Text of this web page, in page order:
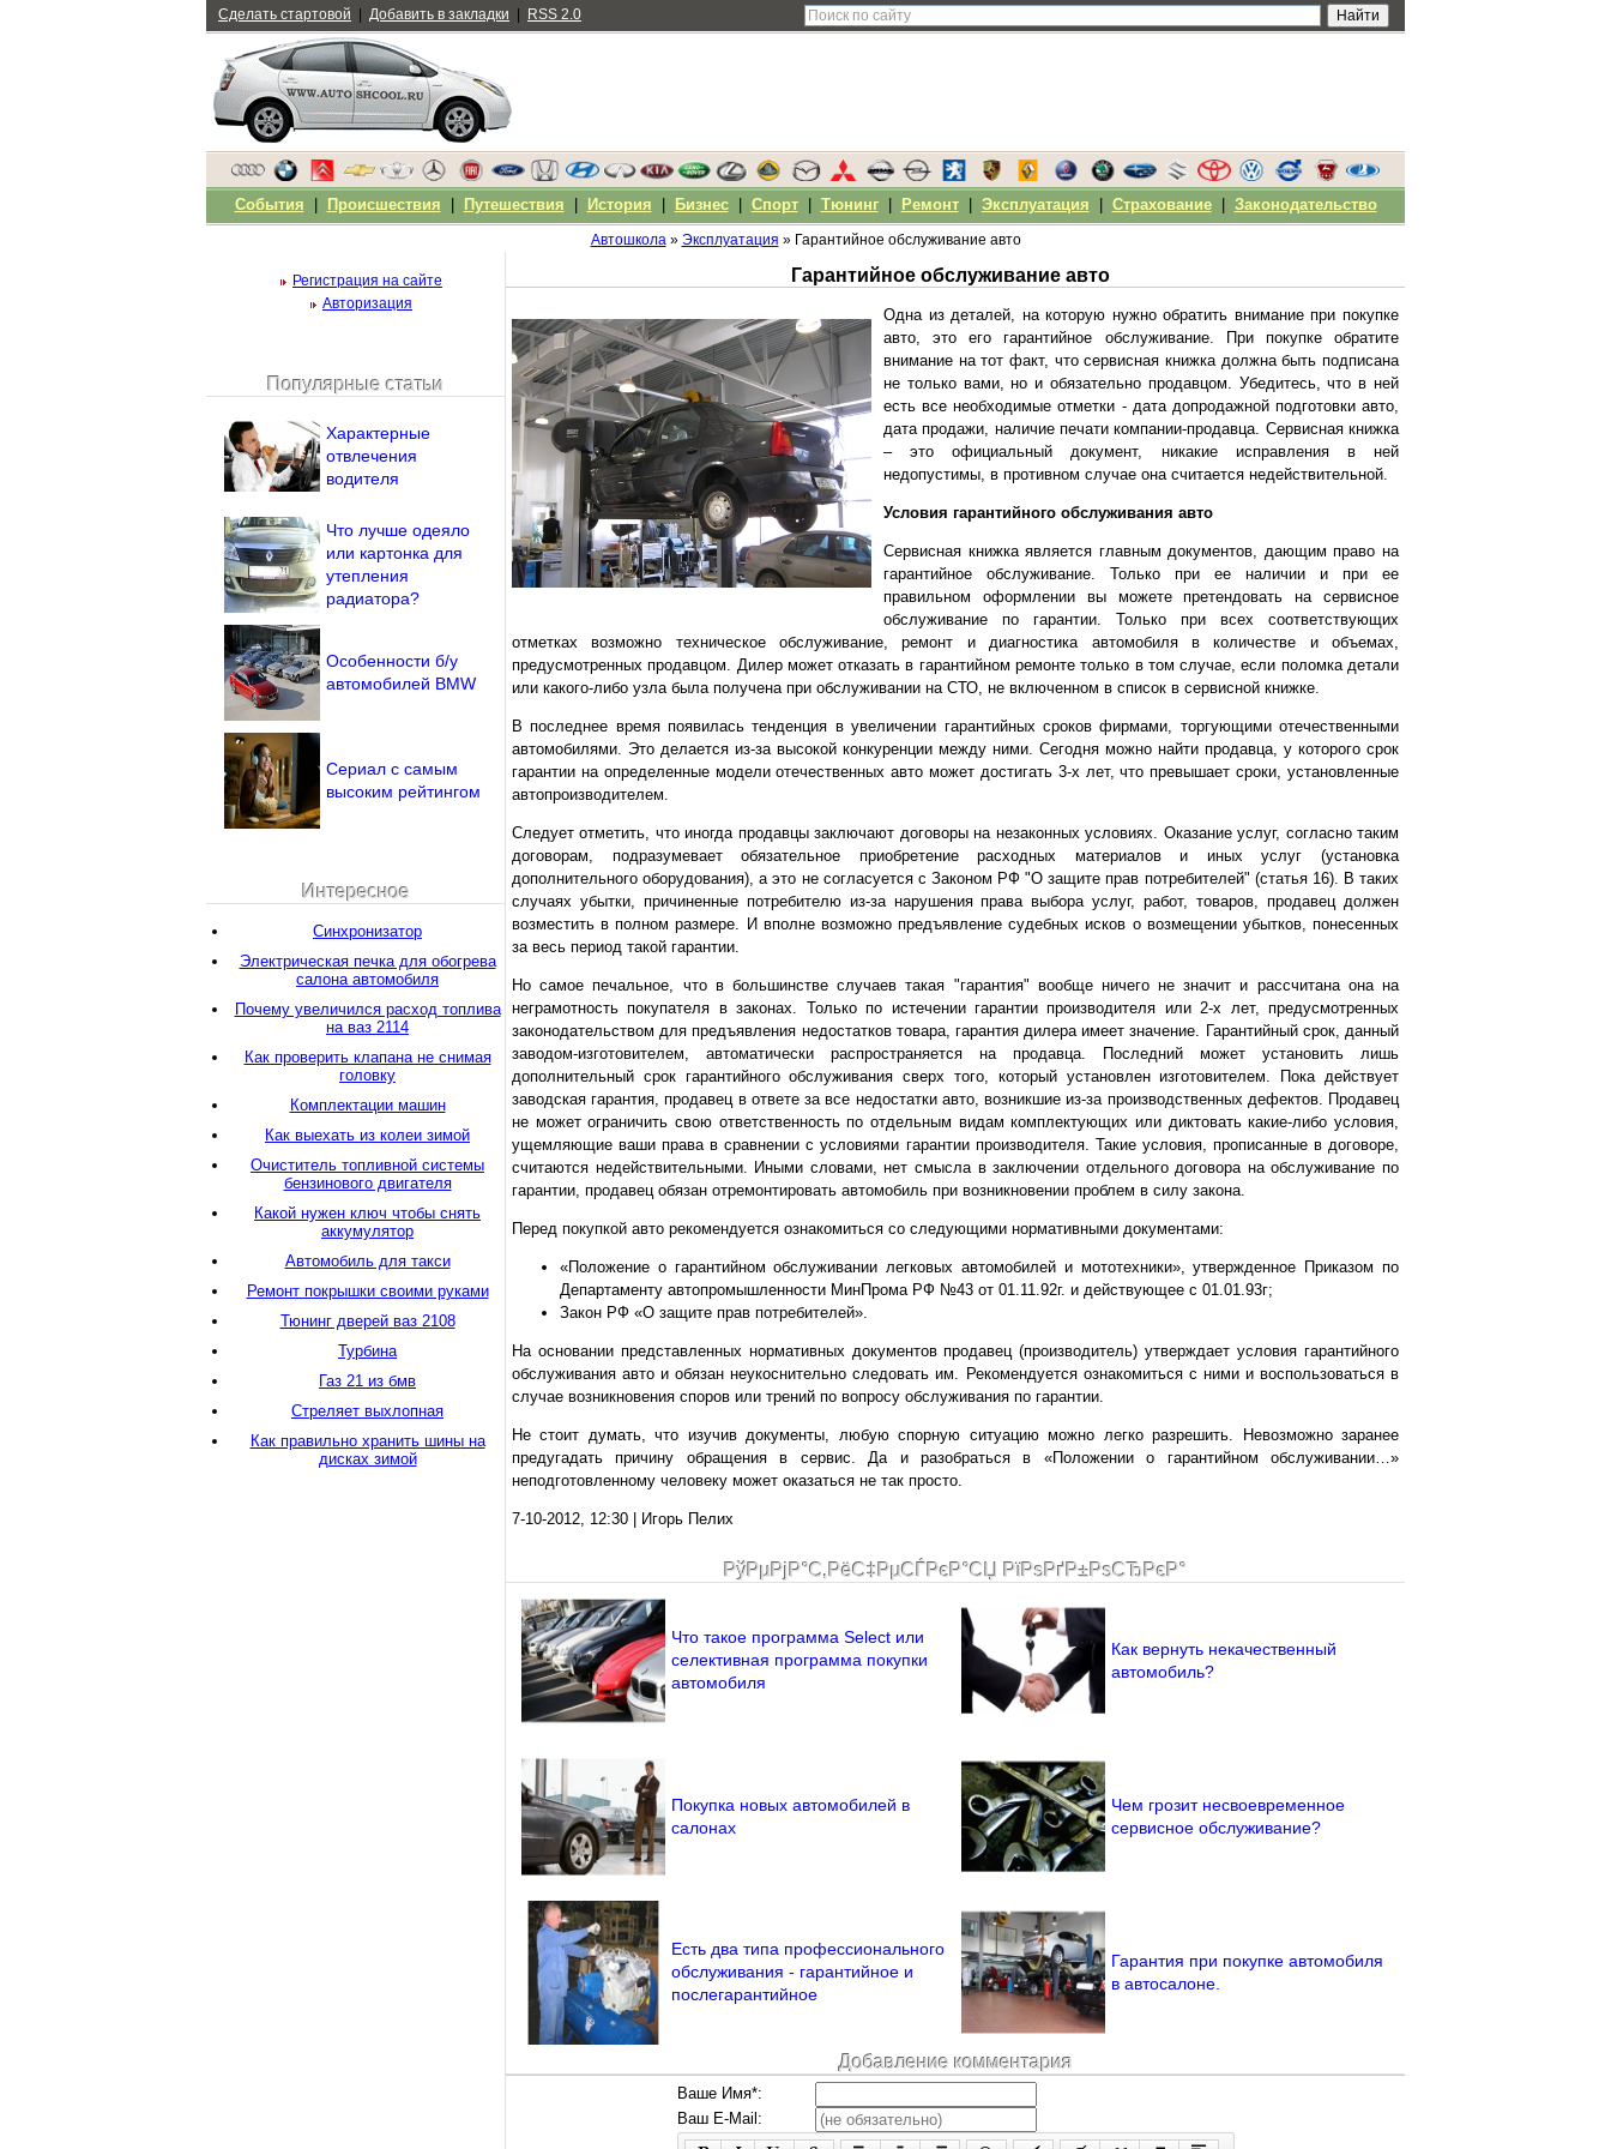
Автошкола» Эксплуатация » Гарантийное обслуживание авто
Гарантийное обслуживание авто
Одна из деталей, на которую нужно обратить внимание при покупке
авто, это его гарантийное обслуживание. При покупке обратите
внимание на тот факт, что сервисная книжка должна быть подписана
не только вами, но и обязательно продавцом. Убедитесь, что в ней
есть все необходимые отметки - дата допродажной подготовки авто,
дата продажи, наличие печати компании-продавца. Сервисная книжка
– это официальный документ, никакие исправления в ней
недопустимы, в противном случае она считается недействительной.
Условия гарантийного обслуживания авто
Сервисная книжка является главным документов, дающим право на
гарантийное обслуживание. Только при ее наличии и при ее
правильном оформлении вы можете претендовать на сервисное
обслуживание по гарантии. Только при всех соответствующих
отметках возможно техническое обслуживание, ремонт и диагностика автомобиля в количестве и объемах,
предусмотренных продавцом. Дилер может отказать в гарантийном ремонте только в том случае, если поломка детали
или какого-либо узла была получена при обслуживании на СТО, не включенном в список в сервисной книжке.
В последнее время появилась тенденция в увеличении гарантийных сроков фирмами, торгующими отечественными
автомобилями. Это делается из-за высокой конкуренции между ними. Сегодня можно найти продавца, у которого срок
гарантии на определенные модели отечественных авто может достигать 3-х лет, что превышает сроки, установленные
автопроизводителем.
Следует отметить, что иногда продавцы заключают договоры на незаконных условиях. Оказание услуг, согласно таким
договорам, подразумевает обязательное приобретение расходных материалов и иных услуг (установка
дополнительного оборудования), а это не согласуется с Законом РФ "О защите прав потребителей" (статья 16). В таких
случаях убытки, причиненные потребителю из-за нарушения права выбора услуг, работ, товаров, продавец должен
возместить в полном размере. И вполне возможно предъявление судебных исков о возмещении убытков, понесенных
за весь период такой гарантии.
Но самое печальное, что в большинстве случаев такая "гарантия" вообще ничего не значит и рассчитана она на
неграмотность покупателя в законах. Только по истечении гарантии производителя или 2-х лет, предусмотренных
законодательством для предъявления недостатков товара, гарантия дилера имеет значение. Гарантийный срок, данный
заводом-изготовителем, автоматически распространяется на продавца. Последний может установить лишь
дополнительный срок гарантийного обслуживания сверх того, который установлен изготовителем. Пока действует
заводская гарантия, продавец в ответе за все недостатки авто, возникшие из-за производственных дефектов. Продавец
не может ограничить свою ответственность по отдельным видам комплектующих или диктовать какие-либо условия,
ущемляющие ваши права в сравнении с условиями гарантии производителя. Такие условия, прописанные в договоре,
считаются недействительными. Иными словами, нет смысла в заключении отдельного договора на обслуживание по
гарантии, продавец обязан отремонтировать автомобиль при возникновении проблем в силу закона.
Перед покупкой авто рекомендуется ознакомиться со следующими нормативными документами:
«Положение о гарантийном обслуживании легковых автомобилей и мототехники», утвержденное Приказом по
Департаменту автопромышленности МинПрома РФ №43 от 01.11.92г. и действующее с 01.01.93г;
Закон РФ «О защите прав потребителей».
На основании представленных нормативных документов продавец (производитель) утверждает условия гарантийного
обслуживания авто и обязан неукоснительно следовать им. Рекомендуется ознакомиться с ними и воспользоваться в
случае возникновения споров или трений по вопросу обслуживания по гарантии.
Не стоит думать, что изучив документы, любую спорную ситуацию можно легко разрешить. Невозможно заранее
предугадать причину обращения в сервис. Да и разобраться в «Положении о гарантийном обслуживании…»
неподготовленному человеку может оказаться не так просто.
7-10-2012, 12:30 | Игорь Пелих
РўРµРјР°С‚РёС‡РµСЃРєР°СЏ РїРѕРґР±РѕСЂРєР°
Что такое программа Select или
селективная программа покупки
автомобиля
Как вернуть некачественный
автомобиль?
Покупка новых автомобилей в
салонах
Чем грозит несвоевременное
сервисное обслуживание?
Есть два типа профессионального
обслуживания - гарантийное и
послегарантийное
Гарантия при покупке автомобиля
в автосалоне.
Добавление комментария
Ваше Имя*:
Ваш E-Mail:
Регистрация на сайте
Авторизация
Напомнить пароль?
Популярные статьи
Характерные
отвлечения
водителя
Что лучше одеяло
или картонка для
утепления
радиатора?
Особенности б/у
автомобилей BMW
Сериал с самым
высоким рейтингом
Интересное
Синхронизатор
Электрическая печка для обогрева
салона автомобиля
Почему увеличился расход топлива
на ваз 2114
Как проверить клапана не снимая
головку
Комплектации машин
Как выехать из колеи зимой
Очиститель топливной системы
бензинового двигателя
Какой нужен ключ чтобы снять
аккумулятор
Автомобиль для такси
Ремонт покрышки своими руками
Тюнинг дверей ваз 2108
Турбина
Газ 21 из бмв
Стреляет выхлопная
Как правильно хранить шины на
дисках зимой
Сделать стартовой Добавить в закладки RSS 2.0
События Происшествия Путешествия История Бизнес| Спорт| Тюнинг| Ремонт| Эксплуатация Страхование| Законодательство